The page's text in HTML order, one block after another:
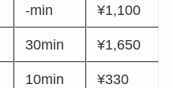
-min ¥1,100
30min ¥1,650
10min ¥330